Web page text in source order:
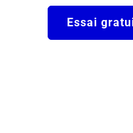
Essai